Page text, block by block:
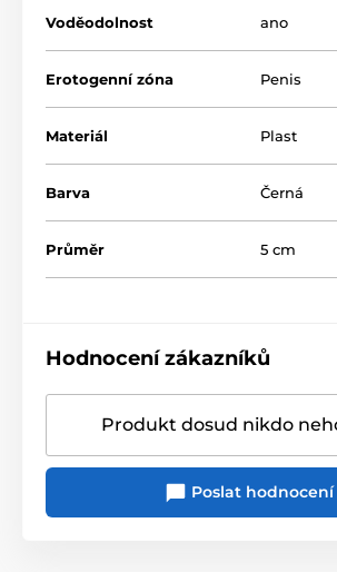
Voděodolnost ano
Erotogenní zóna Penis
Materiál Plast
Barva Černá
Průměr 5 cm
Hodnocení zákazníků
Produkt dosud nikdo
Poslat hodnocení